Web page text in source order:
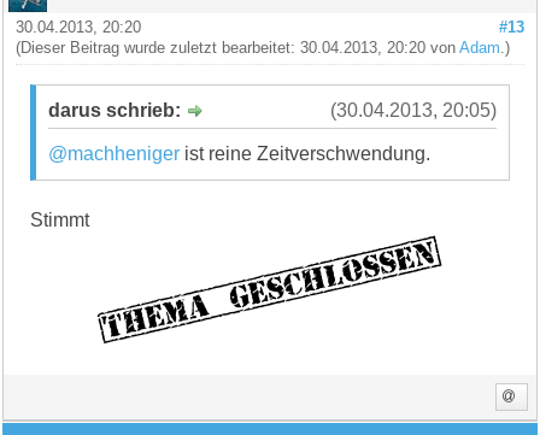
#13
30.04.2013, 20:20
(Dieser Beitrag wurde zuletzt bearbeitet: 30.04.2013, 20:20 vonAdam .)
(30.04.2013, 20:05)
darus schrieb:
@machheniger ist reine Zeitverschwendung.
Stimmt